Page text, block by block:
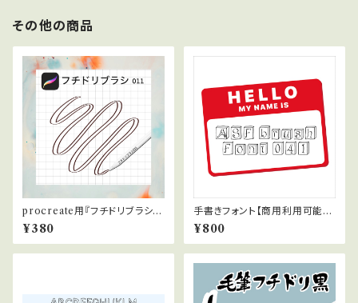
その他の商品
procreate用『フチドリブラシ白
011』
¥380
手書きフォント【商用利用可能】0
41
¥800